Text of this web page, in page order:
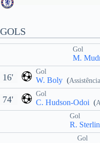
GOLS
Gol
M.
Gol
W. Boly (
16'
Gol
C. Hudson-Odoi (
74'
Gol
R.
Gol